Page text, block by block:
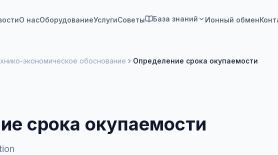
О насОборудованиеУслугиСоветы База знаний Ионный обмен
экономическое обоснование Определение срока окупаемости
срока окупаемости